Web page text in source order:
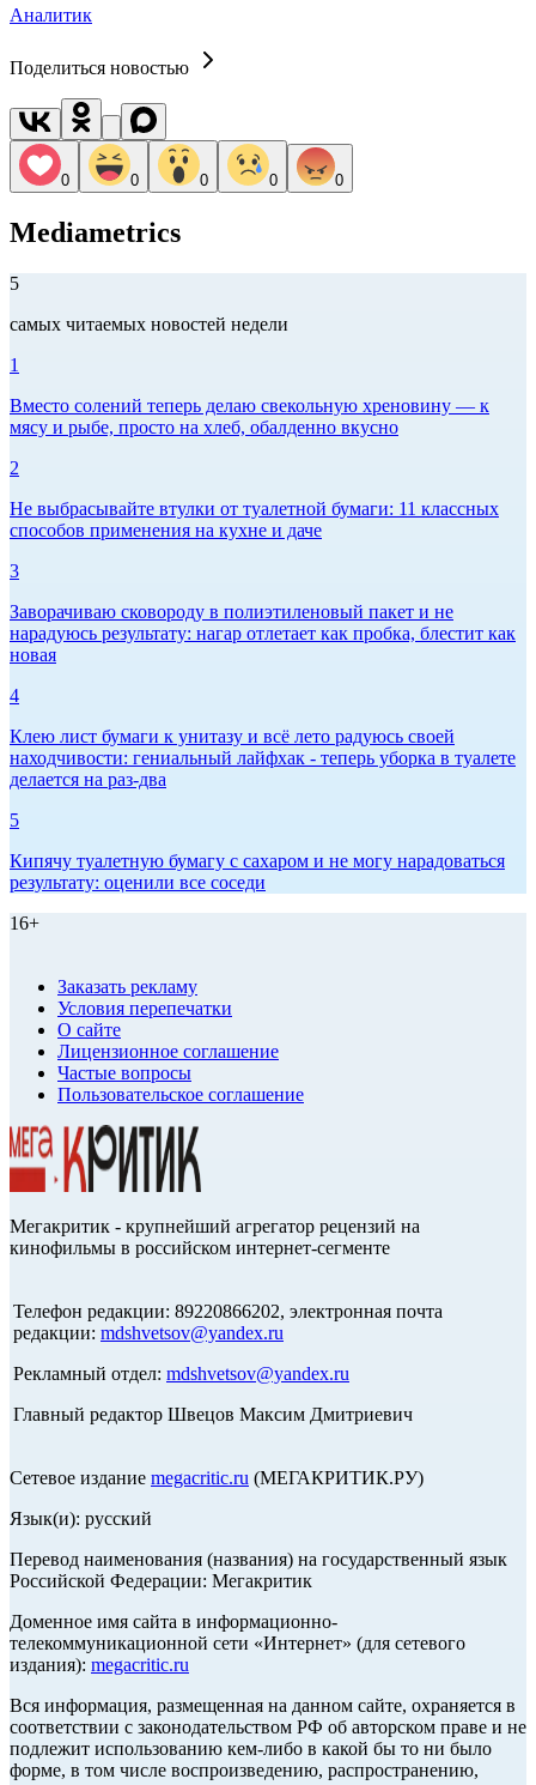
Аналитик
Поделиться новостью
0 0 0 0 0
Mediametrics
5
самых читаемых новостей недели
1
Вместо солений теперь делаю свекольную хреновину — к
мясу и рыбе, просто на хлеб, обалденно вкусно
2
Не выбрасывайте втулки от туалетной бумаги: 11 классных
способов применения на кухне и даче
3
Заворачиваю сковороду в полиэтиленовый пакет и не
нарадуюсь результату: нагар отлетает как пробка, блестит как
новая
4
Клею лист бумаги к унитазу и всё лето радуюсь своей
находчивости: гениальный лайфхак - теперь уборка в туалете
делается на раз-два
5
Кипячу туалетную бумагу с сахаром и не могу нарадоваться
результату: оценили все соседи
16+
Заказать рекламу
Условия перепечатки
О сайте
Лицензионное соглашение
Частые вопросы
Пользовательское соглашение
Мегакритик - крупнейший агрегатор рецензий на
кинофильмы в российском интернет-сегменте
Телефон редакции: 89220866202, электронная почта
редакции: mdshvetsov@yandex.ru
Рекламный отдел: mdshvetsov@yandex.ru
Главный редактор Швецов Максим Дмитриевич
Сетевое издание megacritic.ru (МЕГАКРИТИК.РУ)
Язык(и): русский
Перевод наименования (названия) на государственный язык
Российской Федерации: Мегакритик
Доменное имя сайта в информационно-
телекоммуникационной сети «Интернет» (для сетевого
издания): megacritic.ru
Вся информация, размещенная на данном сайте, охраняется в
соответствии с законодательством РФ об авторском праве и не
подлежит использованию кем-либо в какой бы то ни было
форме, в том числе воспроизведению, распространению,